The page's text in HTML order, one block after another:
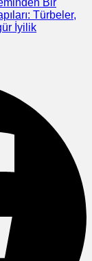
Bir
Türbeler,
İyilik